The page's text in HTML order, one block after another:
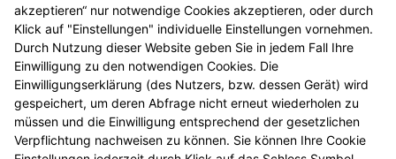
Andrea Saile
PKA
Spezialgebiet:
Anmessen von Kompressionsstrümpfen, auch
Flachstrickware
akzeptieren“ nur notwendige Cookies akzeptieren, oder durch
Klick auf "Einstellungen" individuelle Einstellungen vornehmen.
Durch Nutzung dieser Website geben Sie in jedem Fall Ihre
Einwilligung zu den notwendigen Cookies. Die
Einwilligungserklärung (des Nutzers, bzw. dessen Gerät) wird
gespeichert, um deren Abfrage nicht erneut wiederholen zu
müssen und die Einwilligung entsprechend der gesetzlichen
Verpflichtung nachweisen zu können. Sie können Ihre Cookie